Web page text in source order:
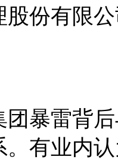
股份有限
暴雷背
。有业内